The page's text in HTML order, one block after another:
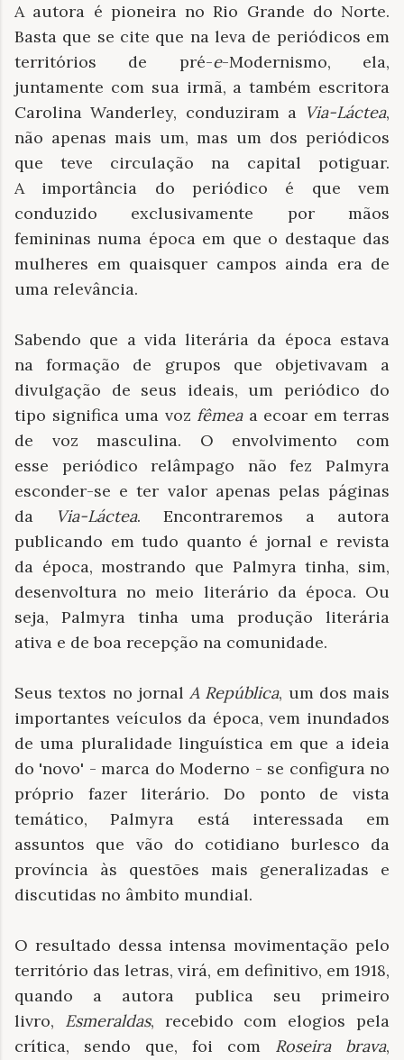
A autora é pioneira no Rio Grande do Norte.
Basta que se cite que na leva de periódicos em
territórios de pré-e-Modernismo, ela,
juntamente com sua irmã, a também escritora
Carolina Wanderley, conduziram a Via-Láctea,
não apenas mais um, mas um dos periódicos
que teve circulação na capital potiguar.
A importância do periódico é que vem
conduzido exclusivamente por mãos
femininas numa época em que o destaque das
mulheres em quaisquer campos ainda era de
uma relevância.
Sabendo que a vida literária da época estava
na formação de grupos que objetivavam a
divulgação de seus ideais, um periódico do
tipo significa uma voz fêmeaa ecoar em terras
de voz masculina. O envolvimento com
esse periódico relâmpago não fez Palmyra
esconder-se e ter valor apenas pelas páginas
da
Via-Láctea. Encontraremos a autora
publicando em tudo quanto é jornal e revista
da época, mostrando que Palmyra tinha, sim,
desenvoltura no meio literário da época. Ou
seja, Palmyra tinha uma produção literária
ativa e de boa recepção na comunidade.
Seus textos no jornal A República, um dos mais
importantes veículos da época, vem inundados
de uma pluralidade linguística em que a ideia
do 'novo' - marca do Moderno - se configura no
próprio fazer literário. Do ponto de vista
temático, Palmyra está interessada em
assuntos que vão do cotidiano burlesco da
província às questões mais generalizadas e
discutidas no âmbito mundial.
O resultado dessa intensa movimentação pelo
território das letras, virá, em definitivo, em 1918,
quando a autora publica seu primeiro
livro, Esmeraldas, recebido com elogios pela
crítica, sendo que, foi com Roseira brava,